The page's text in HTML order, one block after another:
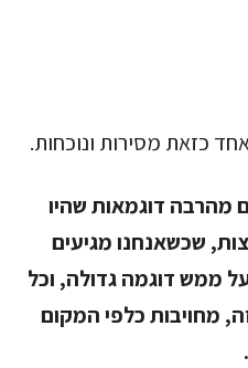
כזאת מסירות ונוכחות.
מהרבה דוגמאות שהיו
שכשאנחנו מגיעים
ממש דוגמה גדולה, וכל
מחויבות כלפי המקום